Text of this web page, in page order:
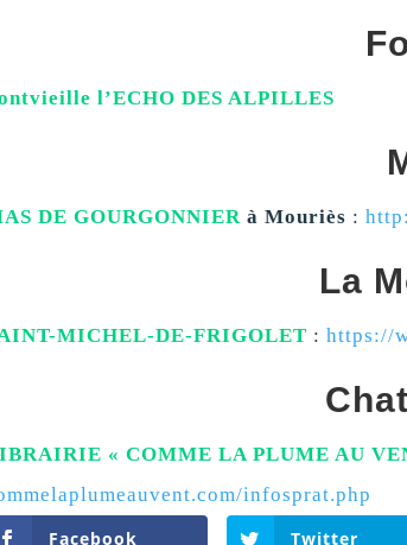
l’ECHO DES ALPILLES
DE GOURGONNIER à Mouriès :
La
MICHEL-DE-FRIGOLET : https://
« COMME LA PLUME AU
infosprat.php
Facebook
Twitter